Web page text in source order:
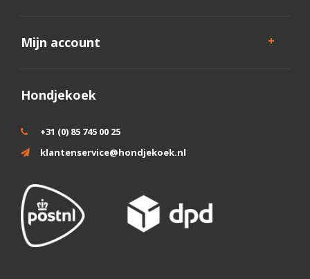
Mijn account
Hondjekoek
+31 (0) 85 745 00 25
klantenservice@hondjekoek.nl